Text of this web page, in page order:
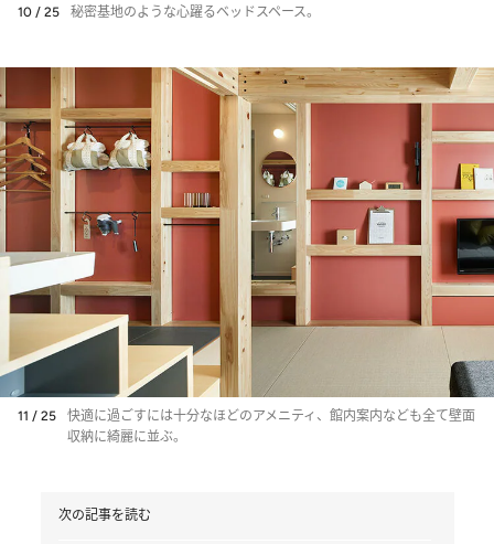
10 / 25 秘密基地のような心躍るベッドスペース。
11 / 25
快適に過ごすには十分なほどのアメニティ、館内案内なども全て壁面
収納に綺麗に並ぶ。
次の記事を読む